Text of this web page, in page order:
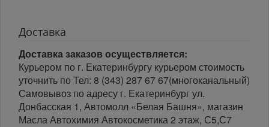
Доставка
Доставка заказов осуществляется:
Курьером по г. Екатеринбургу курьером стоимость
уточнить по Тел: 8 (343) 287 67 67(многоканальный)
Самовывоз по адресу г. Екатеринбург ул.
Донбасская 1, Автомолл «Белая Башня», магазин
Масла Автохимия Автокосметика 2 этаж, С5,С7